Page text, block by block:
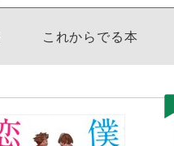
これからでる本